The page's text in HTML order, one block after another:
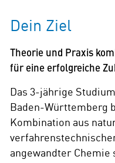
Dein Ziel
Theorie und Praxis
für eine erfolgreiche
Das 3-jährige
Baden-Württemberg
Kombination aus
angewandter